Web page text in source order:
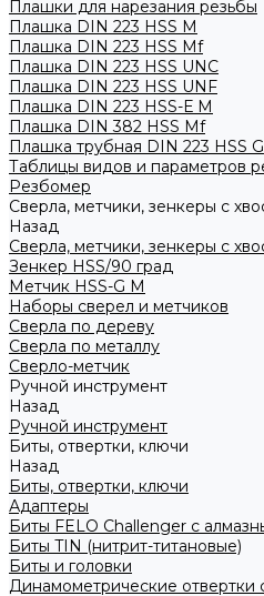
Плашки для нарезания резьбы
Плашка DIN 223 HSS M
Плашка DIN 223 HSS Mf
Плашка DIN 223 HSS UNC
Плашка DIN 223 HSS UNF
Плашка DIN 223 HSS-Е M
Плашка DIN 382 HSS Mf
Плашка трубная DIN 223 HSS G
Таблицы видов и параметров
Резбомер
Сверла, метчики, зенкеры с
Назад
Сверла, метчики, зенкеры с
Зенкер HSS/90 град
Метчик HSS-G М
Наборы сверел и метчиков
Сверла по дереву
Сверла по металлу
Сверло-метчик
Ручной инструмент
Назад
Ручной инструмент
Биты, отвертки, ключи
Назад
Биты, отвертки, ключи
Адаптеры
Биты FELO Challenger с
Биты TIN (нитрит-титановые)
Биты и головки
Динамометрические отвертки